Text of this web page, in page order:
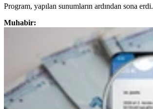
Program, yapılan sunumların ardından sona erdi.
Muhabir: